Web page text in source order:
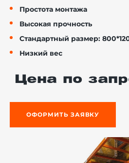
Простота монтажа
Высокая прочность
Стандартный размер:
Низкий вес
Цена по
ОФОРМИТЬ ЗАЯВКУ